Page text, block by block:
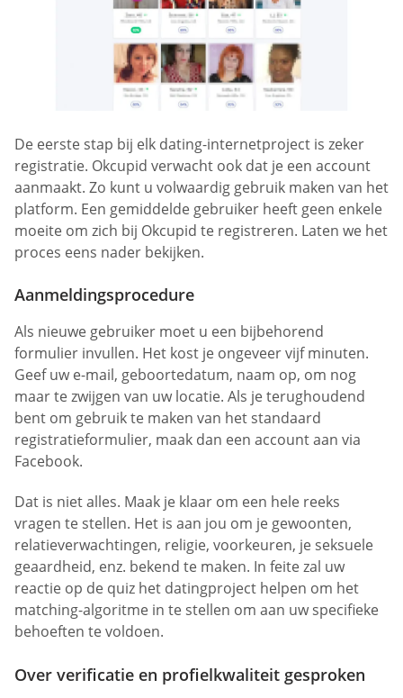
De eerste stap bij elk dating-internetproject is zeker
registratie. Okcupid verwacht ook dat je een account
aanmaakt. Zo kunt u volwaardig gebruik maken van het
platform. Een gemiddelde gebruiker heeft geen enkele
moeite om zich bij Okcupid te registreren. Laten we het
proces eens nader bekijken.
Aanmeldingsprocedure
Als nieuwe gebruiker moet u een bijbehorend
formulier invullen. Het kost je ongeveer vijf minuten.
Geef uw e-mail, geboortedatum, naam op, om nog
maar te zwijgen van uw locatie. Als je terughoudend
bent om gebruik te maken van het standaard
registratieformulier, maak dan een account aan via
Facebook.
Dat is niet alles. Maak je klaar om een hele reeks
vragen te stellen. Het is aan jou om je gewoonten,
relatieverwachtingen, religie, voorkeuren, je seksuele
geaardheid, enz. bekend te maken. In feite zal uw
reactie op de quiz het datingproject helpen om het
matching-algoritme in te stellen om aan uw specifieke
behoeften te voldoen.
Over verificatie en profielkwaliteit gesproken